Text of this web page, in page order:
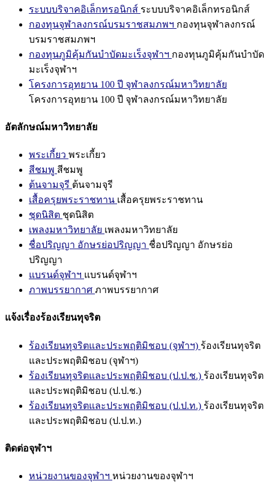
ระบบบริจาคอิเล็กทรอนิกส์ ระบบบริจาคอิเล็กทรอนิกส์
กองทุนจุฬาลงกรณ์บรมราชสมภพฯ กองทุนจุฬาลงกรณ์
บรมราชสมภพฯ
กองทุนภูมิคุ้มกันบำบัดมะเร็งจุฬาฯ กองทุนภูมิคุ้มกันบำบัด
มะเร็งจุฬาฯ
โครงการอุทยาน 100 ปี จุฬาลงกรณ์มหาวิทยาลัย
โครงการอุทยาน 100 ปี จุฬาลงกรณ์มหาวิทยาลัย
อัตลักษณ์มหาวิทยาลัย
พระเกี้ยว พระเกี้ยว
สีชมพู สีชมพู
ต้นจามจุรี ต้นจามจุรี
เสื้อครุยพระราชทาน เสื้อครุยพระราชทาน
ชุดนิสิต ชุดนิสิต
เพลงมหาวิทยาลัย เพลงมหาวิทยาลัย
ชื่อปริญญา อักษรย่อปริญญา ชื่อปริญญา อักษรย่อ
ปริญญา
แบรนด์จุฬาฯ แบรนด์จุฬาฯ
ภาพบรรยากาศ ภาพบรรยากาศ
แจ้งเรื่องร้องเรียนทุจริต
ร้องเรียนทุจริตและประพฤติมิชอบ (จุฬาฯ) ร้องเรียนทุจริต
และประพฤติมิชอบ (จุฬาฯ)
ร้องเรียนทุจริตและประพฤติมิชอบ (ป.ป.ช.) ร้องเรียนทุจริต
และประพฤติมิชอบ (ป.ป.ช.)
ร้องเรียนทุจริตและประพฤติมิชอบ (ป.ป.ท.) ร้องเรียนทุจริต
และประพฤติมิชอบ (ป.ป.ท.)
ติดต่อจุฬาฯ
หน่วยงานของจุฬาฯ หน่วยงานของจุฬาฯ